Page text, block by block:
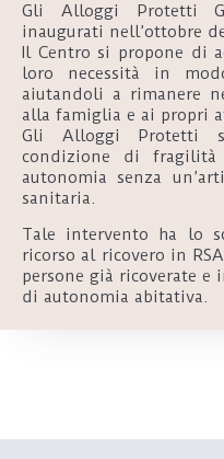
Gli Alloggi Protetti
inaugurati nell’ottobre
Il Centro si propone di
loro necessità in
aiutandoli a rimanere
alla famiglia e ai propri
Gli Alloggi Protetti
condizione di
autonomia senza
sanitaria.
Tale intervento ha lo
ricorso al ricovero in
persone già ricoverate
di autonomia abitativa.